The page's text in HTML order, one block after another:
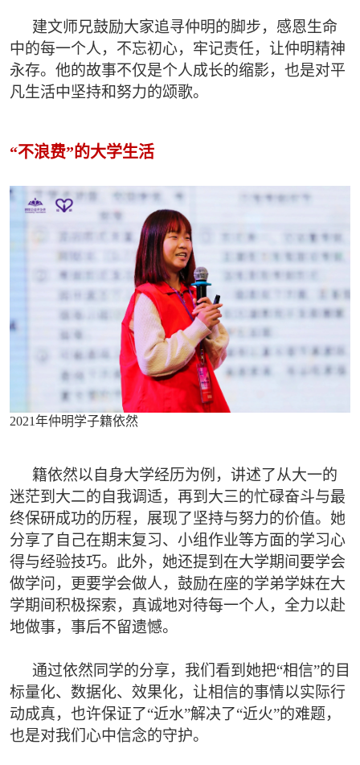
建文师兄鼓励大家追寻仲明的脚步，感恩生命
中的每一个人，不忘初心，牢记责任，让仲明精神
永存。他的故事不仅是个人成长的缩影，也是对平
凡生活中坚持和努力的颂歌。
“不浪费”的大学生活
2021年仲明学子籍依然
籍依然以自身大学经历为例，讲述了从大一的
迷茫到大二的自我调适，再到大三的忙碌奋斗与最
终保研成功的历程，展现了坚持与努力的价值。她
分享了自己在期末复习、小组作业等方面的学习心
得与经验技巧。此外，她还提到在大学期间要学会
做学问，更要学会做人，鼓励在座的学弟学妹在大
学期间积极探索，真诚地对待每一个人，全力以赴
地做事，事后不留遗憾。
通过依然同学的分享，我们看到她把“相信”的目
标量化、数据化、效果化，让相信的事情以实际行
动成真，也许保证了“近水”解决了“近火”的难题，
也是对我们心中信念的守护。